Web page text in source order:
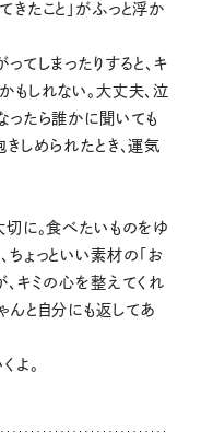
きたこと」がふっと浮か
てしまったりすると、キ
もしれない。大丈夫、泣
ったら誰かに聞いても
きしめられたとき、運気
切に。食べたいものをゆ
ちょっといい素材の「お
キミの心を整えてくれ
んと自分にも返してあ
よ。